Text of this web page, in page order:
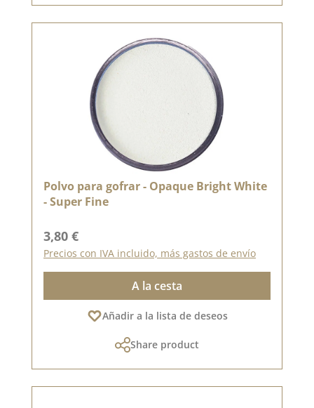
Polvo para gofrar - Opaque Bright White
- Super Fine
Precio normal:
3,80 €
Precios con IVA incluido, más gastos de envío
A la cesta
Añadir a la lista de deseos
Share product